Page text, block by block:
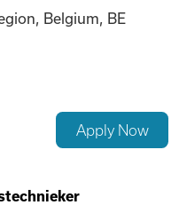
Belgium, BE
Apply Now